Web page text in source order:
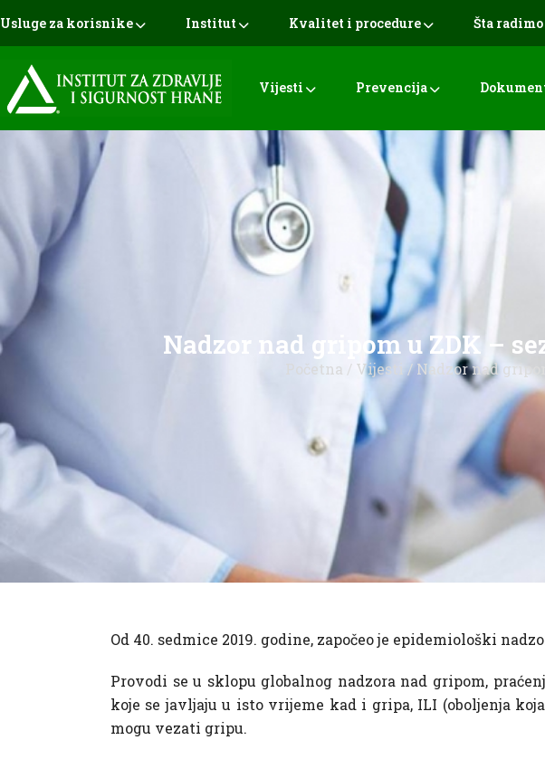
Usluge za korisnike Institut Kvalitet i procedure Šta radimo
Vijesti Prevencija
Nadzor nad gripom u ZDK –
Početna / Vijesti / Nadzor nad
Od 40. sedmice 2019. godine, započeo je epidemiološki
Provodi se u sklopu globalnog nadzora nad gripom,
koje se javljaju u isto vrijeme kad i gripa, ILI (oboljenja
mogu vezati gripu.